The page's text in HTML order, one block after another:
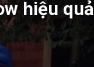
hiệu quả